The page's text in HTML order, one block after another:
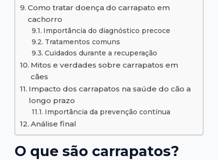
Como tratar doença do carrapato em
cachorro
Importância do diagnóstico precoce
Tratamentos comuns
Cuidados durante a recuperação
Mitos e verdades sobre carrapatos em
cães
Impacto dos carrapatos na saúde do cão a
longo prazo
Importância da prevenção contínua
Análise final
O que são carrapatos?